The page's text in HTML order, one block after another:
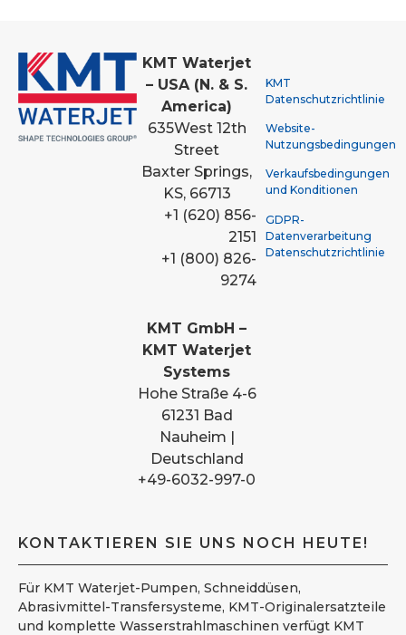
KMT Waterjet
– USA (N. & S.
America)
635West 12th
Street
Baxter Springs,
KS, 66713
+1 (620) 856-
2151
+1 (800) 826-
9274
KMT GmbH –
KMT Waterjet
Systems
Hohe Straße 4-6
61231 Bad
Nauheim |
Deutschland
+49-6032-997-0
KMT
Datenschutzrichtlinie
Website-
Nutzungsbedingungen
Verkaufsbedingungen
und Konditionen
GDPR-
Datenverarbeitung
Datenschutzrichtlinie
KONTAKTIEREN SIE UNS NOCH HEUTE!
Für KMT Waterjet-Pumpen, Schneiddüsen,
Abrasivmittel-Transfersysteme, KMT-Originalersatzteile
und komplette Wasserstrahlmaschinen verfügt KMT